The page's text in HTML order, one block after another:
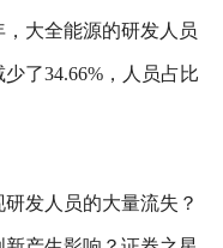
大全能源的研发人员
了34.66%，人员占比
发人员的大量流失？